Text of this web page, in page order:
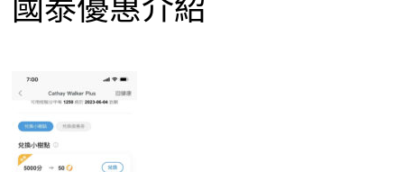
國泰優惠介紹